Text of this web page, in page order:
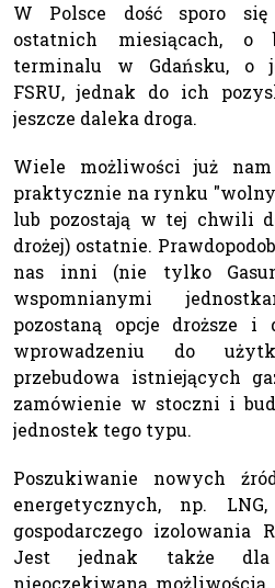
W Polsce dość sporo
ostatnich miesiącach, o
terminalu w Gdańsku, o
FSRU, jednak do ich
jeszcze daleka droga.
Wiele możliwości już
praktycznie na rynku
lub pozostają w tej chwili
drożej) ostatnie.
nas inni (nie tylko
wspomnianymi
pozostaną opcje droższe i
wprowadzeniu do
przebudowa istniejących
zamówienie w stoczni i
jednostek tego typu.
Poszukiwanie nowych
energetycznych, np.
gospodarczego izolowania
Jest jednak także